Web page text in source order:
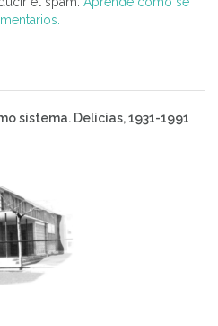
sistema. Delicias, 1931-1991